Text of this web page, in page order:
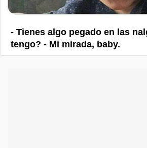
- Tienes algo pegado en las
tengo? - Mi mirada, baby.